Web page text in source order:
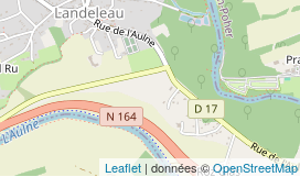
Leaflet| données ©OpenStreetMap